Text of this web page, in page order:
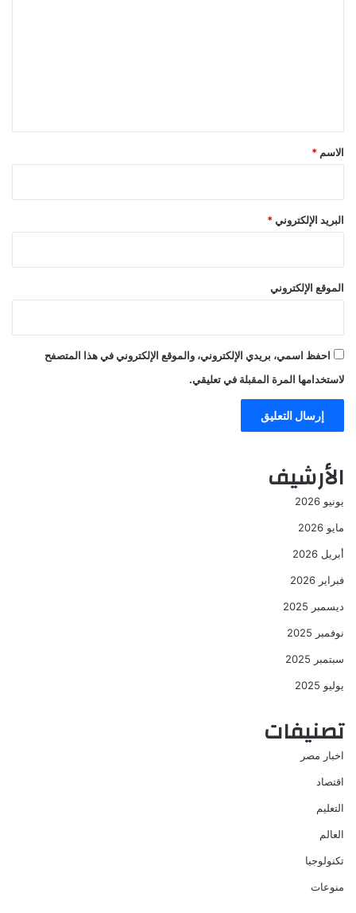
*
الاسم *
البريد الإلكتروني *
الموقع الإلكتروني
احفظ اسمي، بريدي الإلكتروني، والموقع الإلكتروني في هذا المتصفح
لاستخدامها المرة المقبلة في تعليقي.
الأرشيف
يونيو 2026
مايو 2026
أبريل 2026
فبراير 2026
ديسمبر 2025
نوفمبر 2025
سبتمبر 2025
يوليو 2025
تصنيفات
اخبار مصر
اقتصاد
التعليم
العالم
تكنولوجيا
منوعات